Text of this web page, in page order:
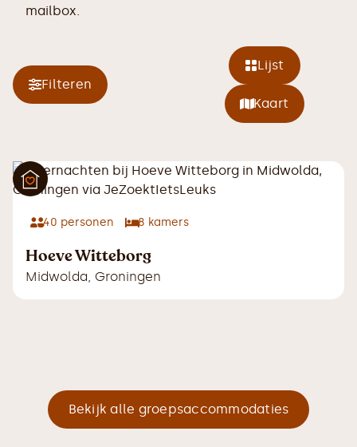
mailbox.
Filteren
Lijst
Kaart
40 personen 8 kamers
Hoeve Witteborg
Midwolda, Groningen
Bekijk alle groepsaccommodaties